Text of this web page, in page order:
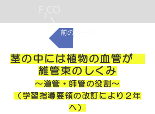
前のページ
茎の中には植物の血管が
維管束のしくみ
～道管・師管の役割～
（学習指導要領の改訂により２年
へ）